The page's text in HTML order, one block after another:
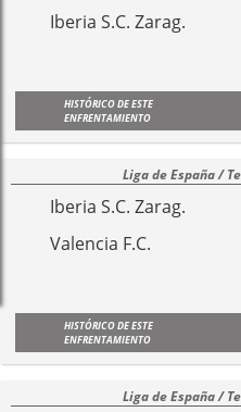
Iberia S.C. Zarag.
HISTÓRICO DE ESTE
ENFRENTAMIENTO
Liga de España /
Iberia S.C. Zarag.
Valencia F.C.
HISTÓRICO DE ESTE
ENFRENTAMIENTO
Liga de España /